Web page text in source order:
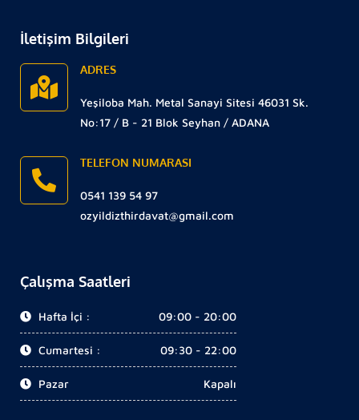
İletişim Bilgileri
ADRES
Yeşiloba Mah. Metal Sanayi Sitesi 46031 Sk.
No:17 / B - 21 Blok Seyhan / ADANA
TELEFON NUMARASI
0541 139 54 97
ozyildizthirdavat@gmail.com
Çalışma Saatleri
Hafta İçi : 09:00 - 20:00
Cumartesi : 09:30 - 22:00
Pazar Kapalı